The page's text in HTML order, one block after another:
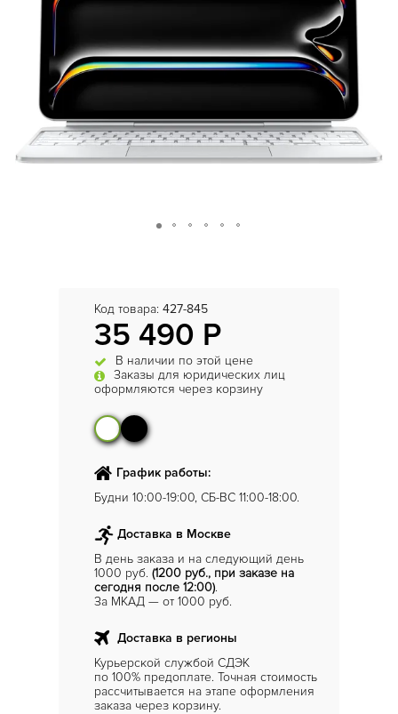
Код товара: 427-845
35 490 Р
В наличии по этой цене
Заказы для юридических лиц
оформляются через корзину
График работы:
Будни 10:00-19:00, СБ-ВС 11:00-18:00.
Доставка в Москве
В день заказа и на следующий день
1000 руб. (1200 руб., при заказе на
сегодня после 12:00).
За МКАД — от 1000 руб.
Доставка в регионы
Курьерской службой СДЭК
по 100% предоплате. Точная стоимость
рассчитывается на этапе оформления
заказа через корзину.